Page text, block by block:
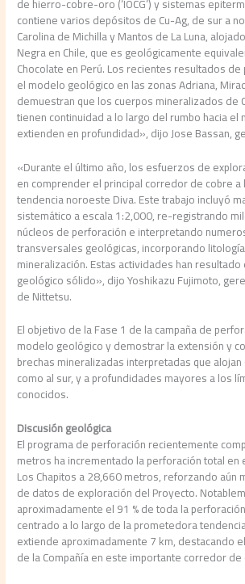
contiene varios depósitos de Cu-Ag, de sur a
Carolina de Michilla y Mantos de La Luna,
Negra en Chile, que es geológicamente
Chocolate en Perú. Los recientes resultados
el modelo geológico en las zonas Adriana,
demuestran que los cuerpos mineralizados de
tienen continuidad a lo largo del rumbo hacia el
extienden en profundidad», dijo Jose Bassan,
«Durante el último año, los esfuerzos de
en comprender el principal corredor de cobre
tendencia noroeste Diva. Este trabajo incluyó
sistemático a escala 1:2,000, re-registrando
núcleos de perforación e interpretando
transversales geológicas, incorporando
mineralización. Estas actividades han
geológico sólido», dijo Yoshikazu Fujimoto,
de Nittetsu.
El objetivo de la Fase 1 de la campaña de
modelo geológico y demostrar la extensión y
brechas mineralizadas interpretadas que
como al sur, y a profundidades mayores a los
conocidos.
Discusión geológica
El programa de perforación recientemente
metros ha incrementado la perforación total en
Los Chapitos a 28,660 metros, reforzando aún
de datos de exploración del Proyecto.
aproximadamente el 91 % de toda la
centrado a lo largo de la prometedora
extiende aproximadamente 7 km, destacando
de la Compañía en este importante corredor de